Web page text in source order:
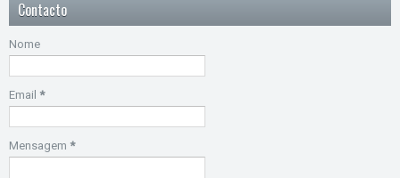
Contacto
Nome
Email *
Mensagem *